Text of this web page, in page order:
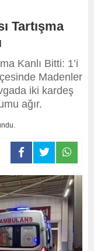
Tartışma
Kanlı Bitti: 1’i
Madenler
iki kardeş
ağır.